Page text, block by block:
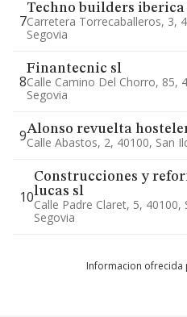
7
Techno builders
Carretera Torrecaballeros, 3,
Segovia
8
Finantecnic sl
Calle Camino Del Chorro, 85,
Segovia
9Alonso revuelta
Calle Abastos, 2, 40100, San
10
Construcciones y
lucas sl
Calle Padre Claret, 5,
Segovia
Informacion ofrecida